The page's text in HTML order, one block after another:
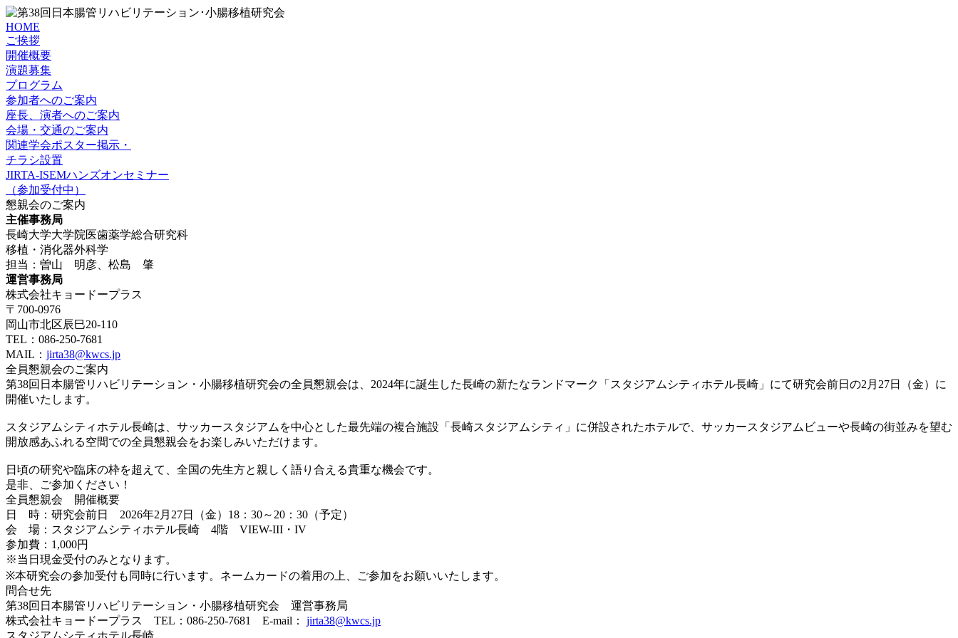
HOME
ご挨拶
開催概要
演題募集
プログラム
参加者へのご案内
座長、演者へのご案内
会場・交通のご案内
関連学会ポスター掲示・
チラシ設置
JIRTA-ISEMハンズオンセミナー
（参加受付中）
懇親会のご案内
主催事務局
長崎大学大学院医歯薬学総合研究科
移植・消化器外科学
担当：曽山 明彦、松島 肇
運営事務局
株式会社キョードープラス
〒700-0976
岡山市北区辰巳20-110
TEL：086-250-7681
MAIL： jirta38@kwcs.jp
全員懇親会のご案内
第38回日本腸管リハビリテーション・小腸移植研究会の全員懇親会は、2024年に誕生した長崎の新たなランドマーク「スタジアムシティホテル長崎」にて研究会前日の2月27日（金）に
開催いたします。
スタジアムシティホテル長崎は、サッカースタジアムを中心とした最先端の複合施設「長崎スタジアムシティ」に併設されたホテルで、サッカースタジアムビューや長崎の街並みを望む
開放感あふれる空間での全員懇親会をお楽しみいただけます。
日頃の研究や臨床の枠を超えて、全国の先生方と親しく語り合える貴重な機会です。
是非、ご参加ください！
全員懇親会 開催概要
日 時：研究会前日 2026年2月27日（金）18：30～20：30（予定）
会 場：スタジアムシティホテル長崎 4階 VIEW-III・IV
参加費：1,000円
※当日現金受付のみとなります。
※本研究会の参加受付も同時に行います。ネームカードの着用の上、ご参加をお願いいたします。
問合せ先
第38回日本腸管リハビリテーション・小腸移植研究会 運営事務局
株式会社キョードープラス TEL：086-250-7681 E-mail： jirta38@kwcs.jp
スタジアムシティホテル長崎